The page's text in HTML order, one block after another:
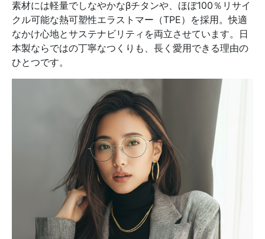
素材には軽量でしなやかなβチタンや、ほぼ100％リサイ
クル可能な熱可塑性エラストマー（TPE）を採用。快適
なかけ心地とサステナビリティを両立させています。日
本製ならではの丁寧なつくりも、長く愛用できる理由の
ひとつです。